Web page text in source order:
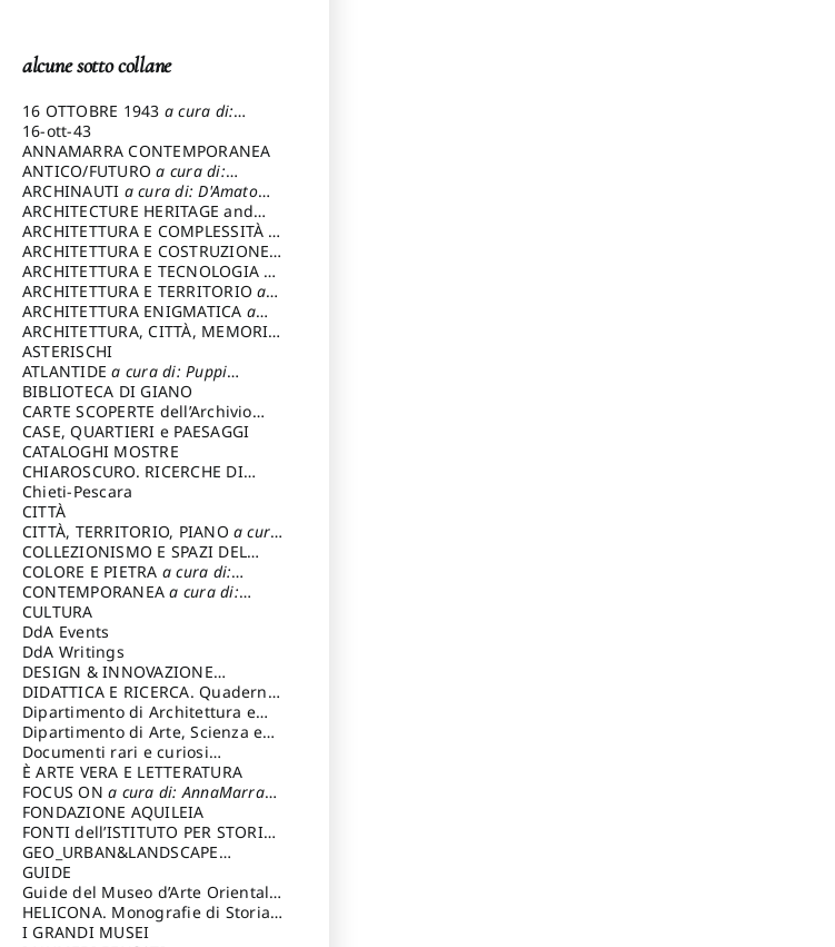
alcune sotto collane
16 OTTOBRE 1943 a cura di:
Pezzetti Marcello
16-ott-43
ANNAMARRA CONTEMPORANEA
ANTICO/FUTUROa cura di:
Varagnoli Claudio
ARCHINAUTI a cura di: D'Amato
Claudio
ARCHITECTURE HERITAGE and
DESIGN
ARCHITETTURA E COMPLESSITÀ a
cura di: Piva Antonio
ARCHITETTURA E COSTRUZIONEa
cura di: Poretti Sergio
ARCHITETTURA E TECNOLOGIA a
cura di: Carrara Gianfranco
ARCHITETTURA E TERRITORIOa
cura di: Pietrogrande Enrico
ARCHITETTURA ENIGMATICA a
cura di: Lenci Ruggero
ARCHITETTURA, CITTÀ, MEMORIA
a cura di: Valeriani Enrico
ASTERISCHI
ATLANTIDEa cura di: Puppi
Lionello
BIBLIOTECA DI GIANO
CARTE SCOPERTE dell’Archivio
Storico Capitolino
CASE, QUARTIERI e PAESAGGI
CATALOGHI MOSTRE
CHIAROSCURO. RICERCHE DI
STORIA E STORIA DELL'ARTE
cura di: Di Carpegna Falconieri
Tommaso
Chieti-Pescara
CITTÀ
CITTÀ, TERRITORIO, PIANO a cura
di: Imbesi Giuseppe
COLLEZIONISMO E SPAZI DEL
COLLEZIONISMO a cura di:
Magnani Lauro
COLORE E PIETRA a cura di:
Selvaggi Giuseppe
CONTEMPORANEAa cura di:
Gubinelli Luna
CULTURA
DdA Events
DdA Writings
DESIGN & INNOVAZIONE
TECNOLOGICAa cura di: Vallicelli
Andrea
DIDATTICA E RICERCA. Quaderni
della Scuola
Dipartimento di Architettura e
Analisi della Città Mediterranea
Dipartimento di Arte, Scienza e
Tecnica del Costuire
Documenti rari e curiosi
dall'Archivio Segreto
È ARTE VERA E LETTERATURA
FOCUS ONa cura di: AnnaMarra
Contemporanea
FONDAZIONE AQUILEIA
FONTI dell’ISTITUTO PER STORIA
DEL RISORGIMENTO
GEO_URBAN&LANDSCAPE
PLANNING (GULP)
Trusiani Elio
GUIDE
Guide del Museo d’Arte Orientale
“Giuseppe Tucci”
HELICONA. Monografie di Storia
dell'Artea cura di: Gallo Marco
I GRANDI MUSEI